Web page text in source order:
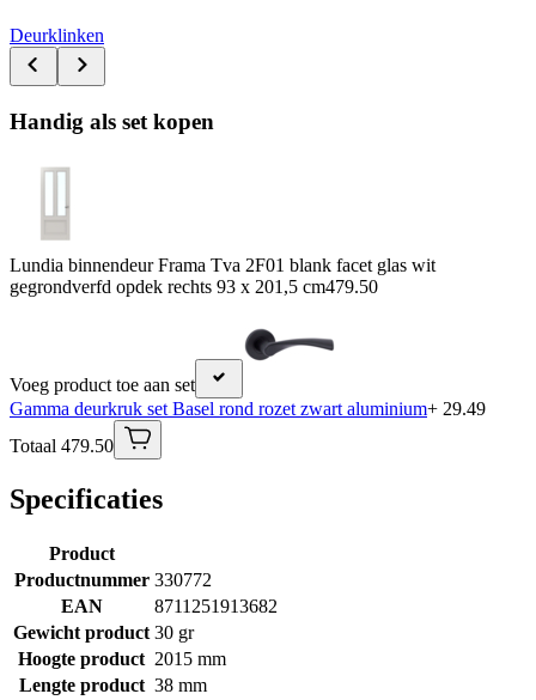
Deurklinken
Handig als set kopen
Lundia binnendeur Frama Tva 2F01 blank facet glas wit
gegrondverfd opdek rechts 93 x 201,5 cm479.50
Voeg product toe aan set
Gamma deurkruk set Basel rond rozet zwart aluminium+ 29.49
Totaal 479.50
Specificaties
Product
Productnummer 330772
EAN
8711251913682
Gewicht product 30 gr
Hoogte product 2015 mm
Lengte product 38 mm